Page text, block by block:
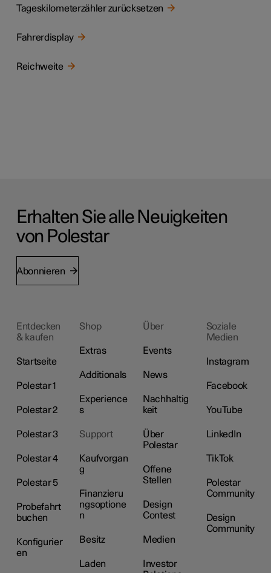
Tageskilometerzähler zurücksetzen
Fahrerdisplay
Reichweite
Erhalten Sie alle Neuigkeiten
von Polestar
Abonnieren
Entdecken
& kaufen
Startseite
Polestar 1
Polestar 2
Polestar 3
Polestar 4
Polestar 5
Probefahrt
buchen
Konfigurier
en
Shop
Extras
Additionals
Experience
s
Support
Kaufvorgan
g
Finanzieru
ngsoptione
n
Besitz
Laden
Über
Events
News
Nachhaltig
keit
Über
Polestar
Offene
Stellen
Design
Contest
Medien
Investor
Soziale
Medien
Instagram
Facebook
YouTube
LinkedIn
TikTok
Polestar
Community
Design
Community